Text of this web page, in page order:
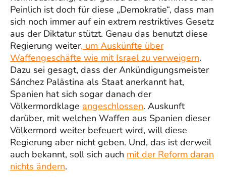
Peinlich ist doch für diese „Demokratie“, dass man
sich noch immer auf ein extrem restriktives Gesetz
aus der Diktatur stützt. Genau das benutzt diese
Regierung weiter, um Auskünfte über
Waffengeschäfte wie mit Israel zu verweigern.
Dazu sei gesagt, dass der Ankündigungsmeister
Sánchez Palästina als Staat anerkannt hat,
Spanien hat sich sogar danach der
Völkermordklage angeschlossen. Auskunft
darüber, mit welchen Waffen aus Spanien dieser
Völkermord weiter befeuert wird, will diese
Regierung aber nicht geben. Und, das ist derweil
auch bekannt, soll sich auch mit der Reform daran
nichts ändern.